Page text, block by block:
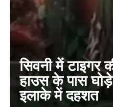
सिवनी में टाइगर
हाउस के पास
इलाके में दहशत